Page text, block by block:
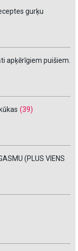
gurķu
apķērīgiem puišiem.
(39)
(PLUS VIENS